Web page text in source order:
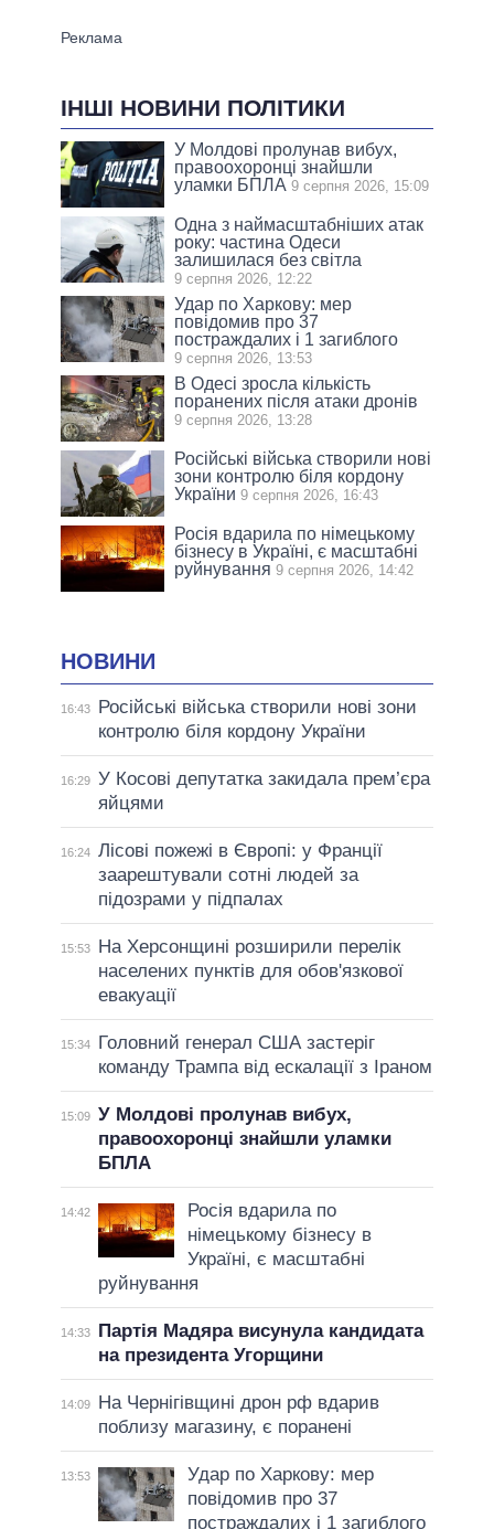
ІНШІ НОВИНИ ПОЛІТИКИ
У Молдові пролунав вибух,
правоохоронці знайшли
уламки БПЛА 9 серпня 2026, 15:09
Одна з наймасштабніших атак
року: частина Одеси
залишилася без світла
9 серпня 2026, 12:22
Удар по Харкову: мер
повідомив про 37
постраждалих і 1 загиблого
9 серпня 2026, 13:53
В Одесі зросла кількість
поранених після атаки дронів
9 серпня 2026, 13:28
Російські війська створили нові
зони контролю біля кордону
України 9 серпня 2026, 16:43
Росія вдарила по німецькому
бізнесу в Україні, є масштабні
руйнування 9 серпня 2026, 14:42
НОВИНИ
16:43
Російські війська створили нові зони
контролю біля кордону України
16:29 У Косові депутатка закидала прем’єра
яйцями
16:24 Лісові пожежі в Європі: у Франції
заарештували сотні людей за
підозрами у підпалах
15:53
На Херсонщині розширили перелік
населених пунктів для обов'язкової
евакуації
15:34
Головний генерал США застеріг
команду Трампа від ескалації з Іраном
15:09 У Молдові пролунав вибух,
правоохоронці знайшли уламки
БПЛА
14:42
Росія вдарила по
німецькому бізнесу в
Україні, є масштабні
руйнування
14:33
Партія Мадяра висунула кандидата
на президента Угорщини
14:09
На Чернігівщині дрон рф вдарив
поблизу магазину, є поранені
13:53
Удар по Харкову: мер
повідомив про 37
постраждалих і 1 загиблого